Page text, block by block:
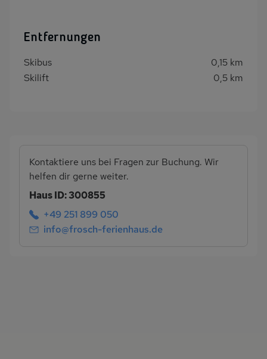
Entfernungen
Skibus
0,15 km
Skilift
0,5 km
Kontaktiere uns bei Fragen zur Buchung. Wir
helfen dir gerne weiter.
Haus ID: 300855
+49 251 899 050
info@frosch-ferienhaus.de